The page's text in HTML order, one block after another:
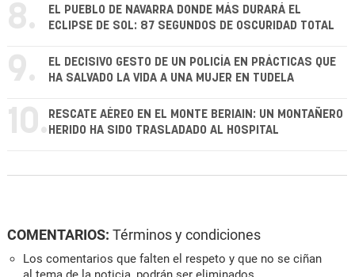
8.
EL PUEBLO DE NAVARRA DONDE MÁS DURARÁ EL
ECLIPSE DE SOL: 87 SEGUNDOS DE OSCURIDAD TOTAL
9.
EL DECISIVO GESTO DE UN POLICÍA EN PRÁCTICAS QUE
HA SALVADO LA VIDA A UNA MUJER EN TUDELA
10. RESCATE AÉREO EN EL MONTE BERIAIN: UN MONTAÑERO
HERIDO HA SIDO TRASLADADO AL HOSPITAL
COMENTARIOS: Términos y condiciones
Los comentarios que falten el respeto y que no se ciñan